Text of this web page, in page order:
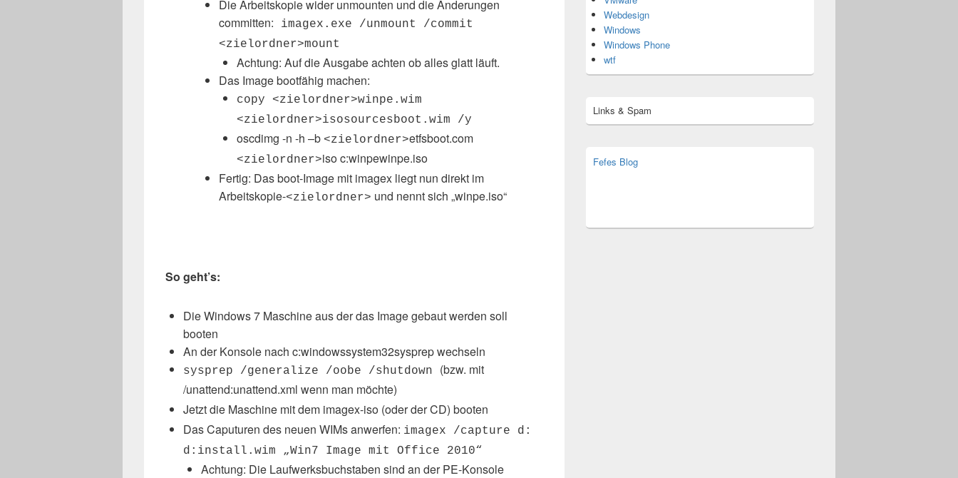
Die Arbeitskopie wider unmounten und die Änderungen
committen: imagex.exe /unmount /commit
<zielordner>mount
Achtung: Auf die Ausgabe achten ob alles glatt läuft.
Das Image bootfähig machen:
copy <zielordner>winpe.wim
<zielordner>isosourcesboot.wim /y
oscdimg -n -h –b <zielordner>etfsboot.com
<zielordner>iso c:winpewinpe.iso
Fertig: Das boot-Image mit imagex liegt nun direkt im
Arbeitskopie-<zielordner> und nennt sich „winpe.iso“
So geht’s:
Die Windows 7 Maschine aus der das Image gebaut werden soll
booten
An der Konsole nach c:windowssystem32sysprep wechseln
sysprep /generalize /oobe /shutdown (bzw. mit
/unattend:unattend.xml wenn man möchte)
Jetzt die Maschine mit dem imagex-iso (oder der CD) booten
Das Caputuren des neuen WIMs anwerfen: imagex /capture d:
d:install.wim „Win7 Image mit Office 2010“
Achtung: Die Laufwerksbuchstaben sind an der PE-Konsole
Webdesign
Windows
Windows Phone
wtf
Links & Spam
Fefes Blog